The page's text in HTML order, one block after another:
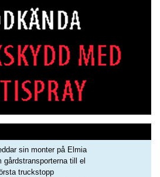
sin monter på Elmia
gårdstransporterna till el
truckstopp